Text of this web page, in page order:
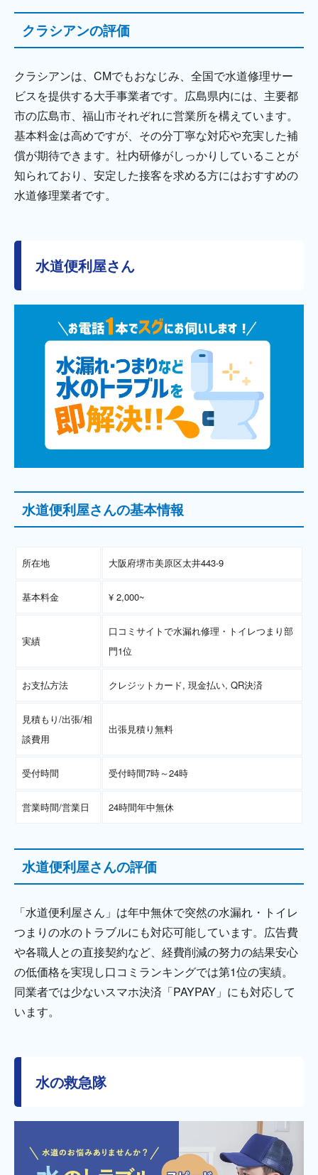
クラシアンの評価
クラシアンは、CMでもおなじみ、全国で水道修理サー
ビスを提供する大手事業者です。広島県内には、主要都
市の広島市、福山市それぞれに営業所を構えています。
基本料金は高めですが、その分丁寧な対応や充実した補
償が期待できます。社内研修がしっかりしていることが
知られており、安定した接客を求める方にはおすすめの
水道修理業者です。
水道便利屋さん
水道便利屋さんの基本情報
所在地 大阪府堺市美原区太井443-9
基本料金 ¥ 2,000~
実績
口コミサイトで水漏れ修理・トイレつまり部
門1位
お支払方法 クレジットカード, 現金払い, QR決済
見積もり/出張/相
談費用
出張見積り無料
受付時間 受付時間7時～24時
営業時間/営業日 24時間年中無休
水道便利屋さんの評価
「水道便利屋さん」は年中無休で突然の水漏れ・トイレ
つまりの水のトラブルにも対応可能しています。広告費
や各職人との直接契約など、経費削減の努力の結果安心
の低価格を実現し口コミランキングでは第1位の実績。
同業者では少ないスマホ決済「PAYPAY」にも対応して
います。
水の救急隊